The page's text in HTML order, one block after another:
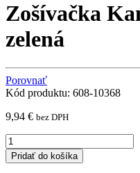
Zošívačka
zelená
Porovnať
Kód produktu: 608-10368
9,94 € bez DPH
Zošívačka
Kangaro
LE-
Pridať do košíka